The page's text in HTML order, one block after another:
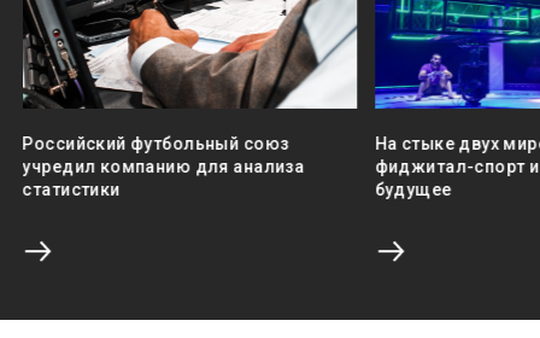
Российский футбольный союз
учредил компанию для анализа
статистики
На стыке двух
фиджитал-спорт
будущее